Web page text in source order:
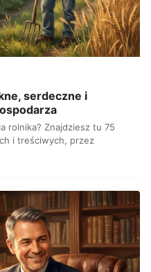
serdeczne i
rolnika? Znajdziesz tu 75
i treściwych, przez